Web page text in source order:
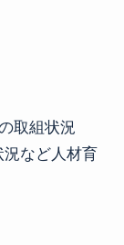
取組状況
など人材育